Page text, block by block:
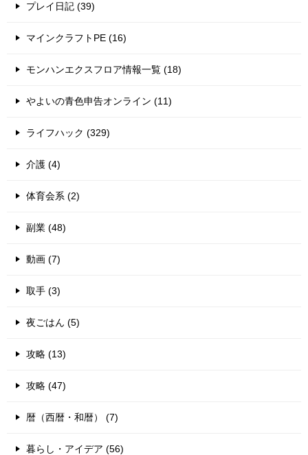
プレイ日記 (39)
マインクラフトPE (16)
モンハンエクスフロア情報一覧 (18)
やよいの青色申告オンライン (11)
ライフハック (329)
介護 (4)
体育会系 (2)
副業 (48)
動画 (7)
取手 (3)
夜ごはん (5)
攻略 (13)
攻略 (47)
暦（西暦・和暦） (7)
暮らし・アイデア (56)